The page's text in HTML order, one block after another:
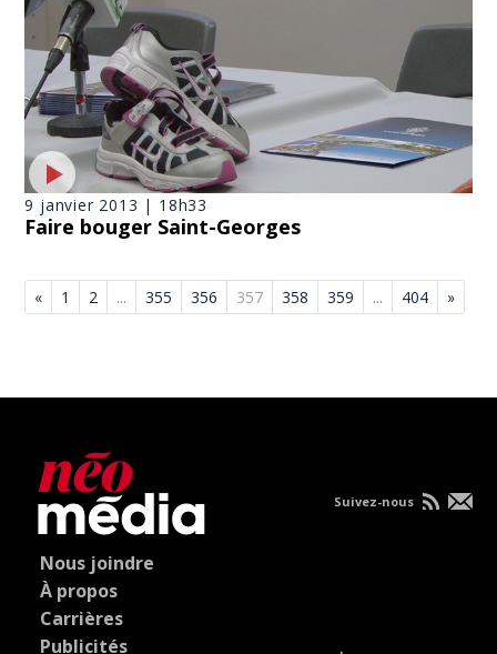
9 janvier 2013 | 18h33
Faire bouger Saint-Georges
« 1 2 ... 355 356 357 358 359 ... 404 »
Nous joindre
À propos
Carrières
Publicités
Suivez-nous